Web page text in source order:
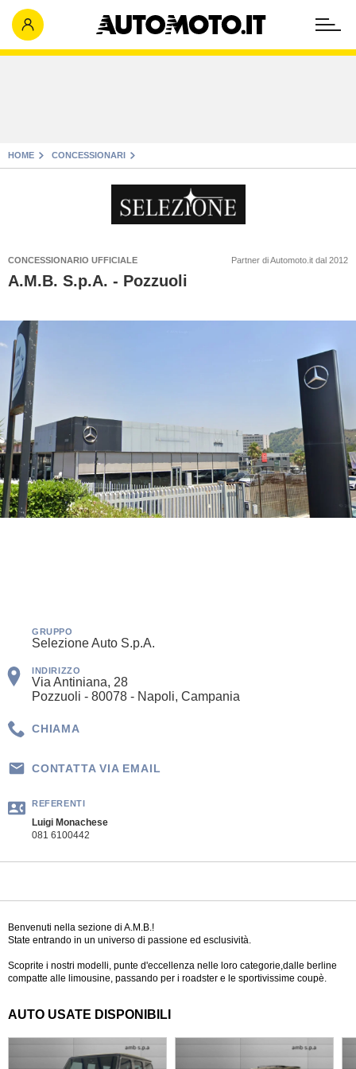
HOME CONCESSIONARI
CONCESSIONARIO UFFICIALE Partner di Automoto.it dal 2012
A.M.B. S.p.A. - Pozzuoli
GRUPPO
Selezione Auto S.p.A.
INDIRIZZO
Via Antiniana, 28
Pozzuoli - 80078 - Napoli, Campania
CHIAMA
CONTATTA VIA EMAIL
REFERENTI
Luigi Monachese
081 6100442
Benvenuti nella sezione di A.M.B.!
State entrando in un universo di passione ed esclusività.
Scoprite i nostri modelli, punte d'eccellenza nelle loro categorie,dalle berline
compatte alle limousine, passando per i roadster e le sportivissime coupè.
AUTO USATE DISPONIBILI